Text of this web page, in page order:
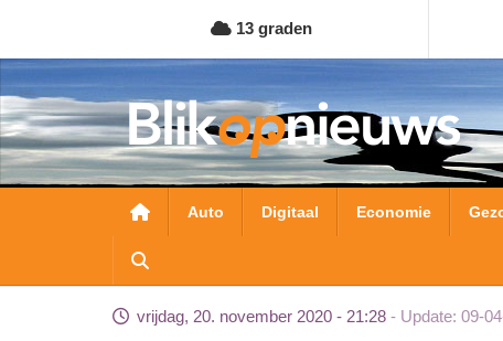
naar
de
inhoud
gaan
13 graden
Hoofdnavigatie
Auto Digitaal Economie
vrijdag, 20. november 2020 - 21:28 Update: 09-